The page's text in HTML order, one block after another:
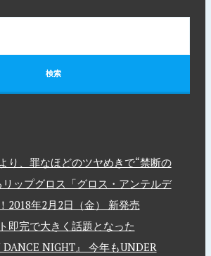
り、罪なほどのツヤめきで“禁断の
リップグロス「グロス・アンテルデ
2018年2月2日（金） 新発売
即完で大きく話題となった
DANCE NIGHT』 今年もUNDER